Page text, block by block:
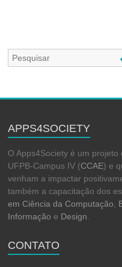
APPS4SOCIETY
O Apps4Society é um
UFPB-Campus IV (CCAE) e
venham a impactar
também a capacitação dos
em Ciência da Computação,
Informação e Design.
CONTATO